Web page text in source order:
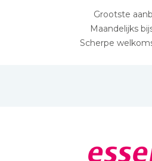
Grootste
Maandelijks
Scherpe